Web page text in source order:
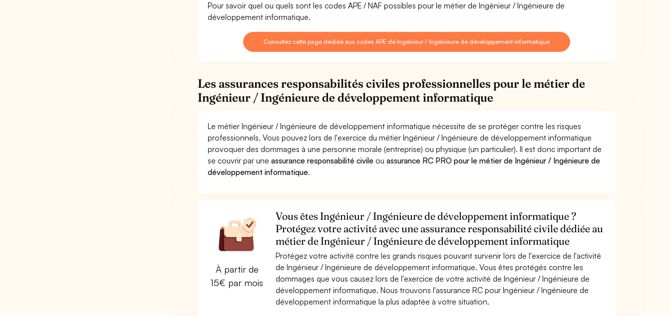
Pour savoir quel ou quels sont les codes APE / NAF possibles pour le métier de Ingénieur / Ingénieure de
développement informatique.
Consultez cette page dédiée aux codes APE de Ingénieur / Ingénieure de développement informatique
Les assurances responsabilités civiles professionnelles pour le métier de
Ingénieur / Ingénieure de développement informatique
Le métier Ingénieur / Ingénieure de développement informatique nécessite de se protéger contre les risques
professionnels. Vous pouvez lors de l'exercice du métier Ingénieur / Ingénieure de développement informatique
provoquer des dommages à une personne morale (entreprise) ou physique (un particulier). Il est donc important de
se couvrir par uneassurance responsabilité civile ouassurance RC PRO pour le métier de Ingénieur / Ingénieure de
développement informatique.
À partir de
15€ par mois
Vous êtes Ingénieur / Ingénieure de développement informatique ?
Protégez votre activité avec une assurance responsabilité civile dédiée au
métier de Ingénieur / Ingénieure de développement informatique
Protégez votre activité contre les grands risques pouvant survenir lors de l'exercice de l'activité
de Ingénieur / Ingénieure de développement informatique. Vous êtes protégés contre les
dommages que vous causez lors de l'exercice de votre activité de Ingénieur / Ingénieure de
développement informatique. Nous trouvons l'assurance RC pour Ingénieur / Ingénieure de
développement informatique la plus adaptée à votre situation.